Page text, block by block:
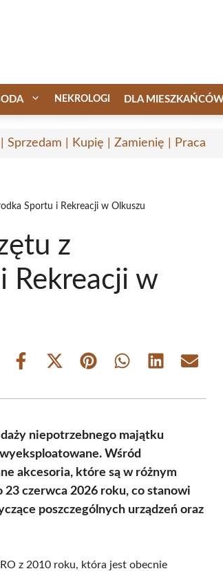
NEKROLOGI DLA
Sprzedam | Kupię | Zamienię | Praca
Sportu i Rekreacji w Olkuszu
z
Rekreacji w
Share
Share
(Twitter)
Share Share Share Share
niepotrzebnego majątku
Wśród
akcesoria, które są w różnym
czerwca 2026 roku, co stanowi
poszczególnych urządzeń oraz
z 2010 roku, która jest obecnie